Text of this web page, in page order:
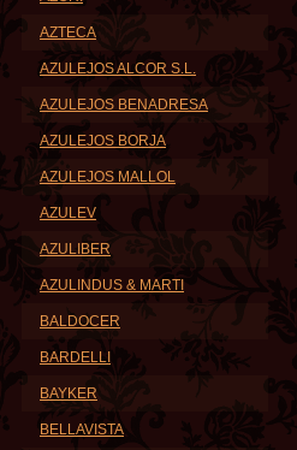
AZTECA
AZULEJOS ALCOR S.L.
AZULEJOS BENADRESA
AZULEJOS BORJA
AZULEJOS MALLOL
AZULEV
AZULIBER
AZULINDUS & MARTI
BALDOCER
BARDELLI
BAYKER
BELLAVISTA